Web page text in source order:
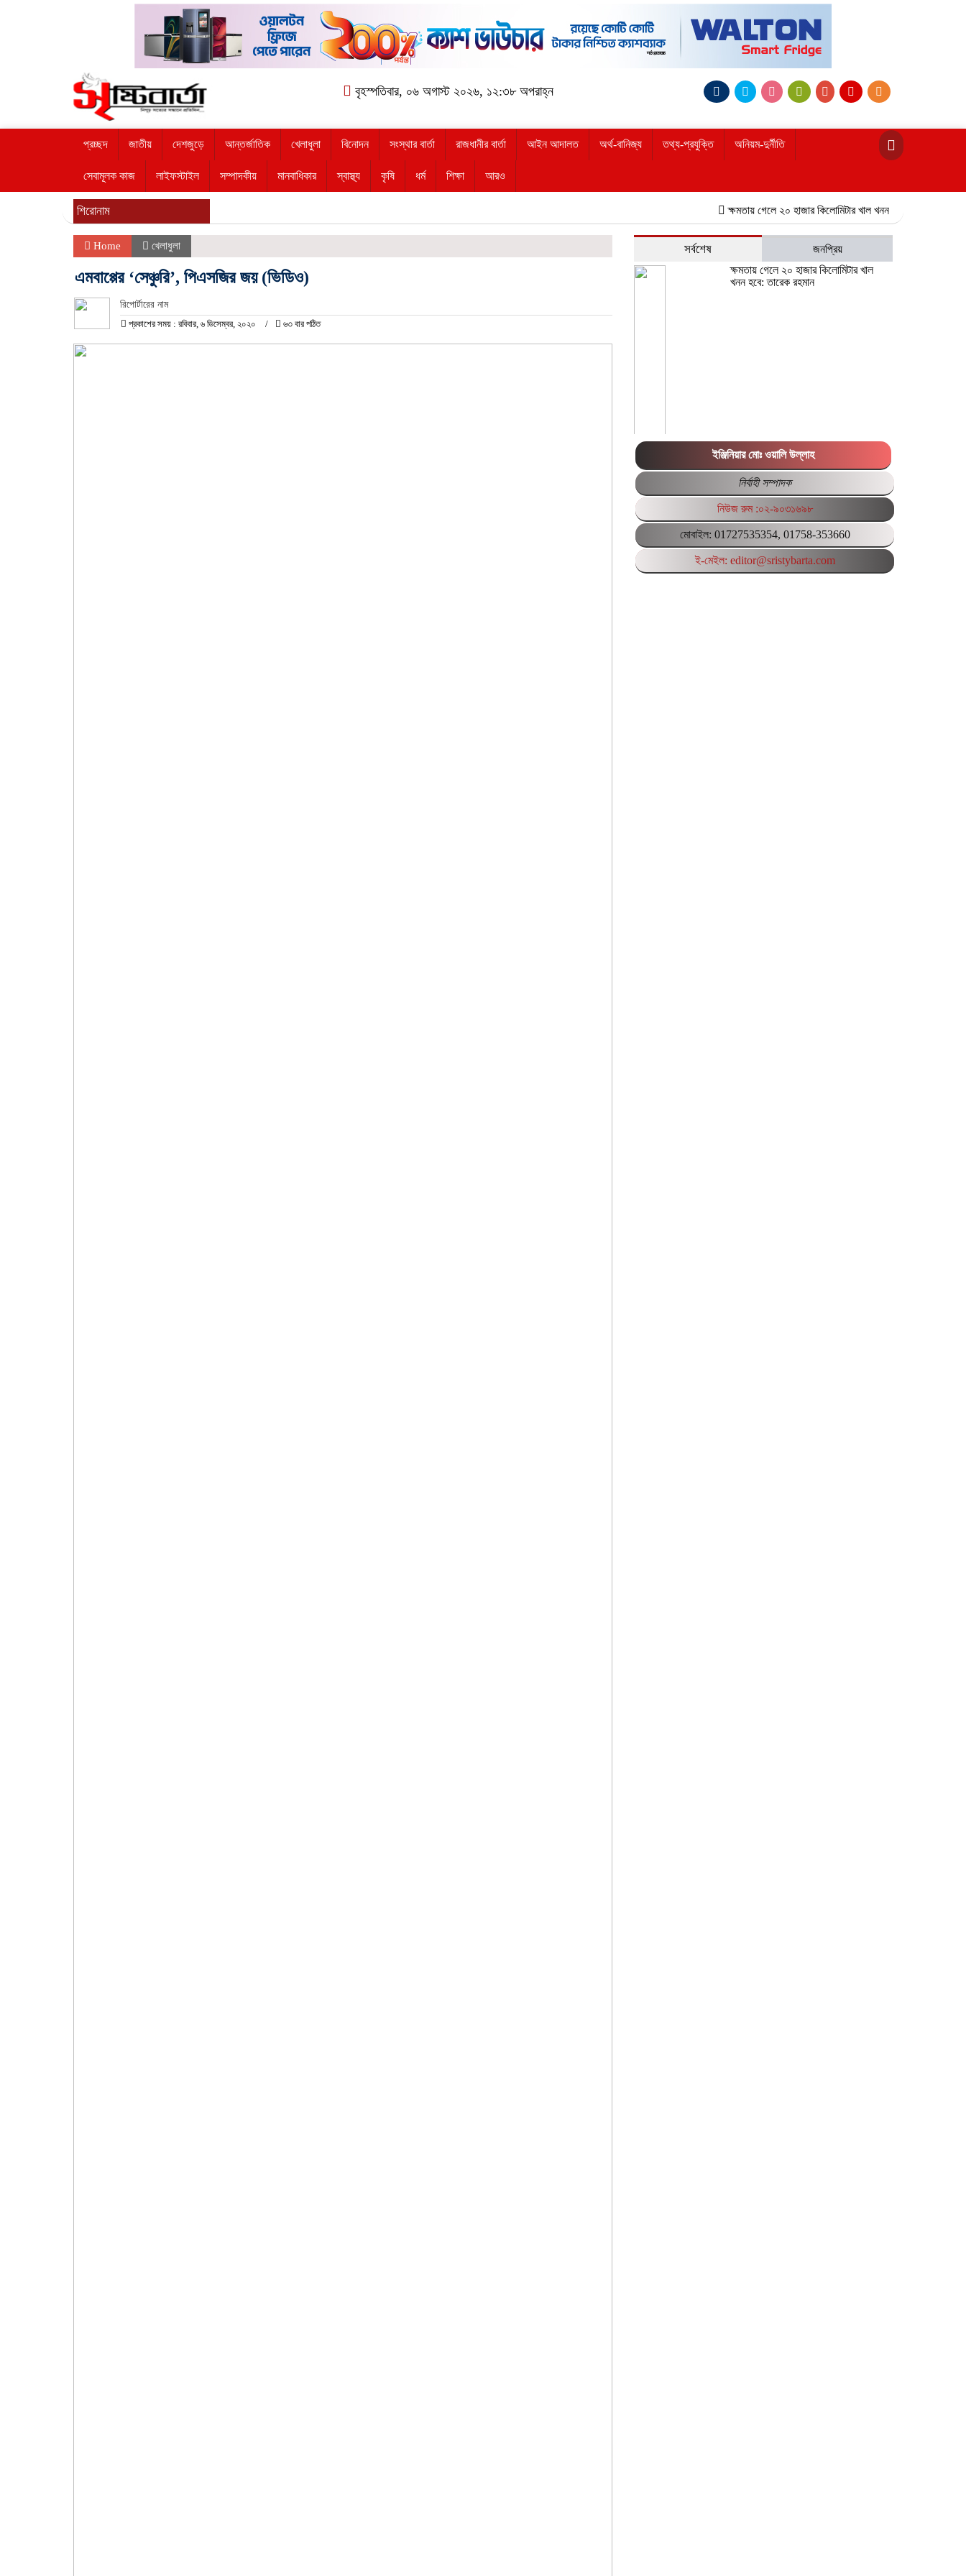
বৃহস্পতিবার, ০৬ অগাস্ট ২০২৬, ১২:৩৮ অপরাহ্ন
প্রচ্ছদ জাতীয় দেশজুড়ে আন্তর্জাতিক খেলাধুলা বিনোদন সংস্থার বার্তা রাজধানীর বার্তা আইন আদালত অর্থ-বানিজ্য তথ্য-প্রযুক্তি অনিয়ম-দুর্নীতি
সেবামূলক কাজ লাইফস্টাইল সম্পাদকীয় মানবাধিকার স্বাস্থ্য কৃষি ধর্ম শিক্ষা আরও
শিরোনাম ক্ষমতায় গেলে ২০ হাজার কিলোমিটার খাল খনন হবে: তারেক রহমান
Home খেলাধুলা
এমবাপ্পের ‘সেঞ্চুরি’, পিএসজির জয় (ভিডিও)
রিপোর্টারের নাম
প্রকাশের সময় : রবিবার, ৬ ডিসেম্বর, ২০২০
৬৩ বার পঠিত
সর্বশেষ
জনপ্রিয়
ক্ষমতায় গেলে ২০ হাজার কিলোমিটার খাল
খনন হবে: তারেক রহমান
ইঞ্জিনিয়ার মোঃ ওয়ালি উল্লাহ
নির্বাহী সম্পাদক
নিউজ রুম :০২-৯০৩১৬৯৮
মোবাইল: 01727535354, 01758-353660
ই-মেইল: editor@sristybarta.com